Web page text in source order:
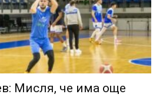
Мисля, че има още